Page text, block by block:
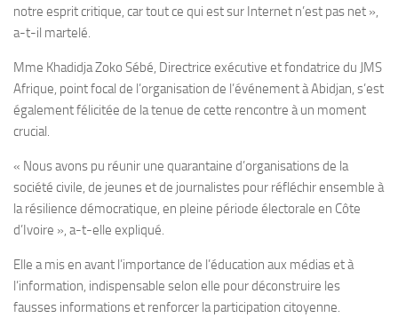
notre esprit critique, car tout ce qui est sur Internet n’est pas net »,
a-t-il martelé.
Mme Khadidja Zoko Sébé, Directrice exécutive et fondatrice du JMS
Afrique, point focal de l’organisation de l’événement à Abidjan, s’est
également félicitée de la tenue de cette rencontre à un moment
crucial.
« Nous avons pu réunir une quarantaine d’organisations de la
société civile, de jeunes et de journalistes pour réfléchir ensemble à
la résilience démocratique, en pleine période électorale en Côte
d’Ivoire », a-t-elle expliqué.
Elle a mis en avant l’importance de l’éducation aux médias et à
l’information, indispensable selon elle pour déconstruire les
fausses informations et renforcer la participation citoyenne.